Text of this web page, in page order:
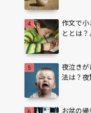
作文で
ととは
夜泣き
法は？
お盆の